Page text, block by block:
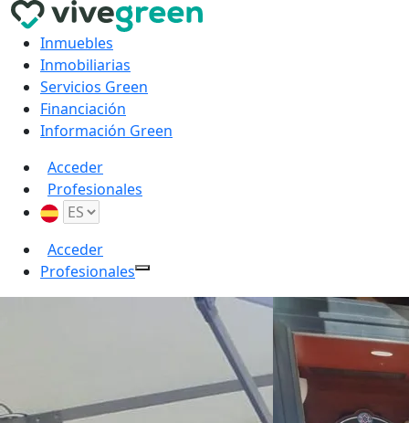
Inmuebles
Inmobiliarias
Servicios Green
Financiación
Información Green
Acceder
Profesionales
Acceder
Profesionales